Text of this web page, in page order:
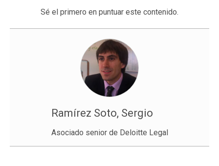
Sé el primero en puntuar este contenido.
Ramírez Soto, Sergio
Asociado senior de Deloitte Legal